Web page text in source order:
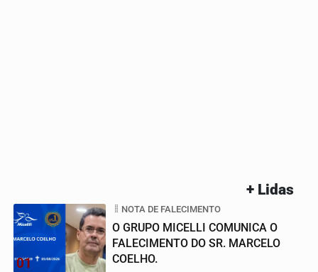
+ Lidas
01
NOTA DE FALECIMENTO
O GRUPO MICELLI COMUNICA O
FALECIMENTO DO SR. MARCELO
COELHO.